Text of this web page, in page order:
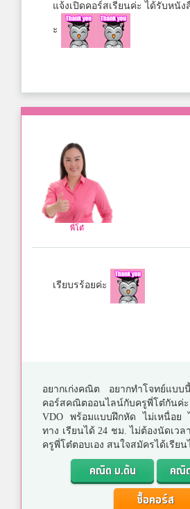
แจ้งเปิดคอร์สเรียนค่ะ ได้รับหนั
ะ
พี่โต๋
เรียบรร้อยค่ะ
อยากเก่งคณิต อยากทำโจทย์แบบ
คอร์สคณิตออนไลน์กับครูพี่โต๋กัน
VDO พร้อมแบบฝึกหัด ไม่เหนื่อย
ทาง เรียนได้ 24 ชม. ไม่ต้องนัดเว
ครูพี่โต๋ตอบเอง สนใจสมัครได้เรีย
คณิต ม.ต้น
คณิ
ซื้อคอร์ส